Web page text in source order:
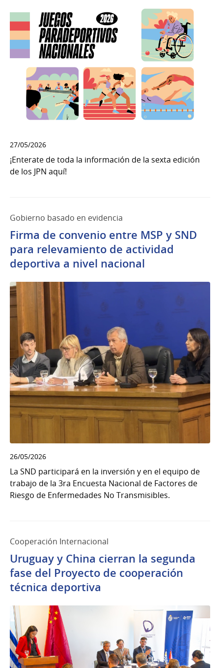
27/05/2026
¡Enterate de toda la información de la sexta edición
de los JPN aquí!
Gobierno basado en evidencia
Firma de convenio entre MSP y SND
para relevamiento de actividad
deportiva a nivel nacional
26/05/2026
La SND participará en la inversión y en el equipo de
trabajo de la 3ra Encuesta Nacional de Factores de
Riesgo de Enfermedades No Transmisibles.
Cooperación Internacional
Uruguay y China cierran la segunda
fase del Proyecto de cooperación
técnica deportiva